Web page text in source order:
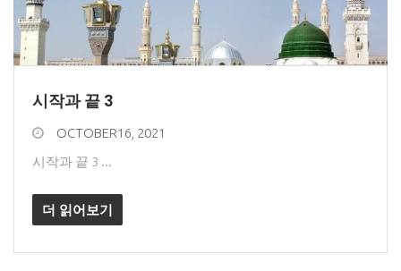
시작과 끝 3
OCTOBER16, 2021
시작과 끝 3 ...
더 읽어보기